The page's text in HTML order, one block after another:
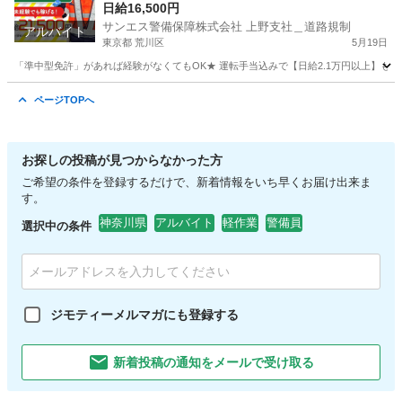
アルバイト
障株式会社 上野支社＿道路規制 町屋
日給16,500円
サンエス警備保障株式会社 上野支社＿道路規制
東京都 荒川区 5月19日
「準中型免許」があれば経験がなくてもOK★ 運転手当込みで【日給2.1万円
ページTOPへ
お探しの投稿が見つからなかった方
ご希望の条件を登録するだけで、新着情報をいち早くお届け出来ま
す。
選択中の条件 神奈川県 アルバイト 軽作業 警備員
ジモティーメルマガにも登録する
新着投稿の通知をメールで受け取る